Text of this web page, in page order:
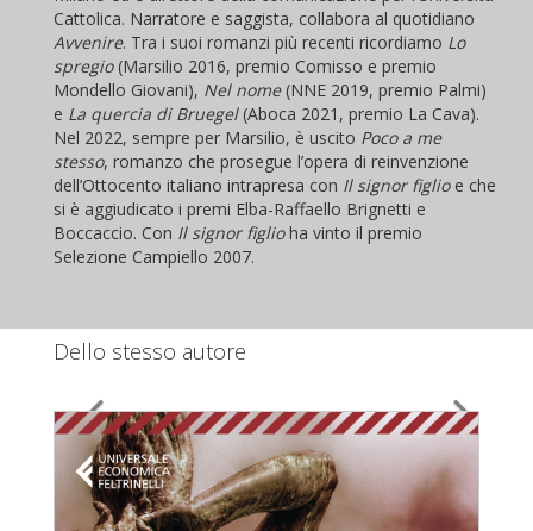
Cattolica. Narratore e saggista, collabora al quotidiano
Avvenire. Tra i suoi romanzi più recenti ricordiamo Lo
spregio(Marsilio 2016, premio Comisso e premio
Mondello Giovani), Nel nome(NNE 2019, premio Palmi)
e La quercia di Bruegel(Aboca 2021, premio La Cava).
Nel 2022, sempre per Marsilio, è uscito Poco a me
stesso, romanzo che prosegue l’opera di reinvenzione
dell’Ottocento italiano intrapresa con Il signor figlioe che
si è aggiudicato i premi Elba-Raffaello Brignetti e
Boccaccio. Con Il signor figlioha vinto il premio
Selezione Campiello 2007.
Dello stesso autore